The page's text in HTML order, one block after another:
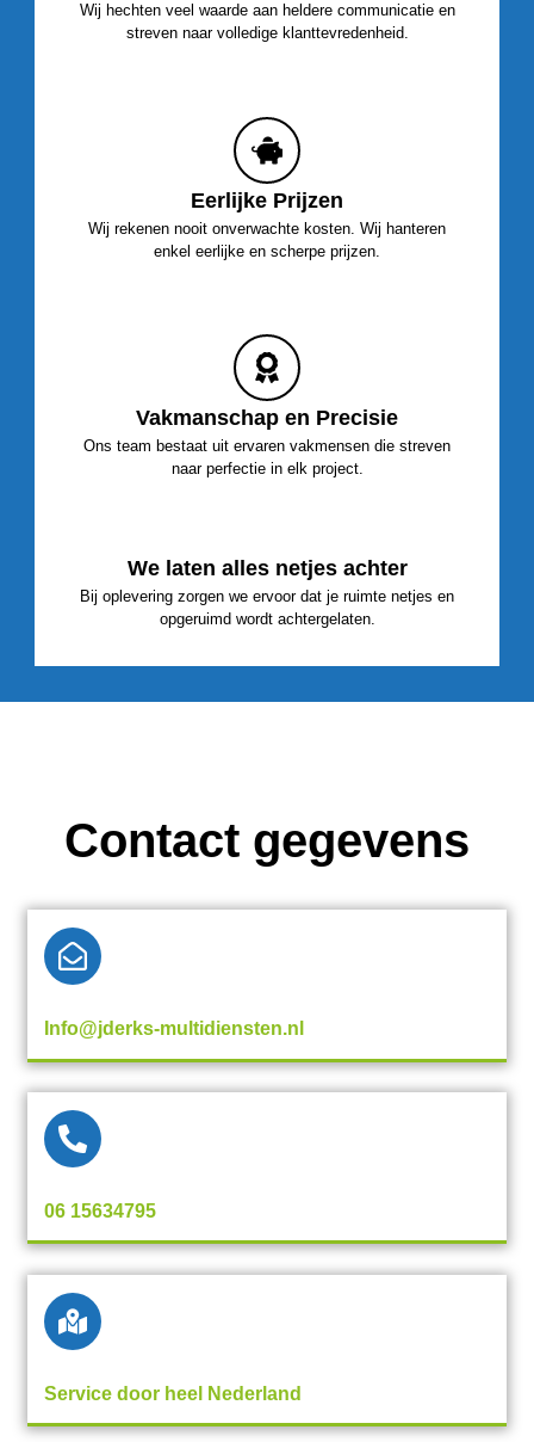
Wij hechten veel waarde aan heldere communicatie en
streven naar volledige klanttevredenheid.
Eerlijke Prijzen
Wij rekenen nooit onverwachte kosten. Wij hanteren
enkel eerlijke en scherpe prijzen.
Vakmanschap en Precisie
Ons team bestaat uit ervaren vakmensen die streven
naar perfectie in elk project.
We laten alles netjes achter
Bij oplevering zorgen we ervoor dat je ruimte netjes en
opgeruimd wordt achtergelaten.
Contact gegevens
Info@jderks-multidiensten.nl
06 15634795
Service door heel Nederland